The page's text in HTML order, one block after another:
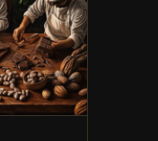
récolte
: un